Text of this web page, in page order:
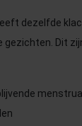
dezelfde
gezichten. Dit